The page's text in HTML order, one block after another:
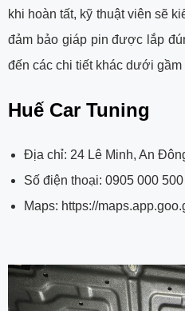
khi hoàn tất, kỹ thuật viên sẽ
đảm bảo giáp pin được lắp
đến các chi tiết khác dưới gầm
Huế Car Tuning
Địa chỉ: 24 Lê Minh, An
Số điện thoại: 0905 000 500
Maps: https://